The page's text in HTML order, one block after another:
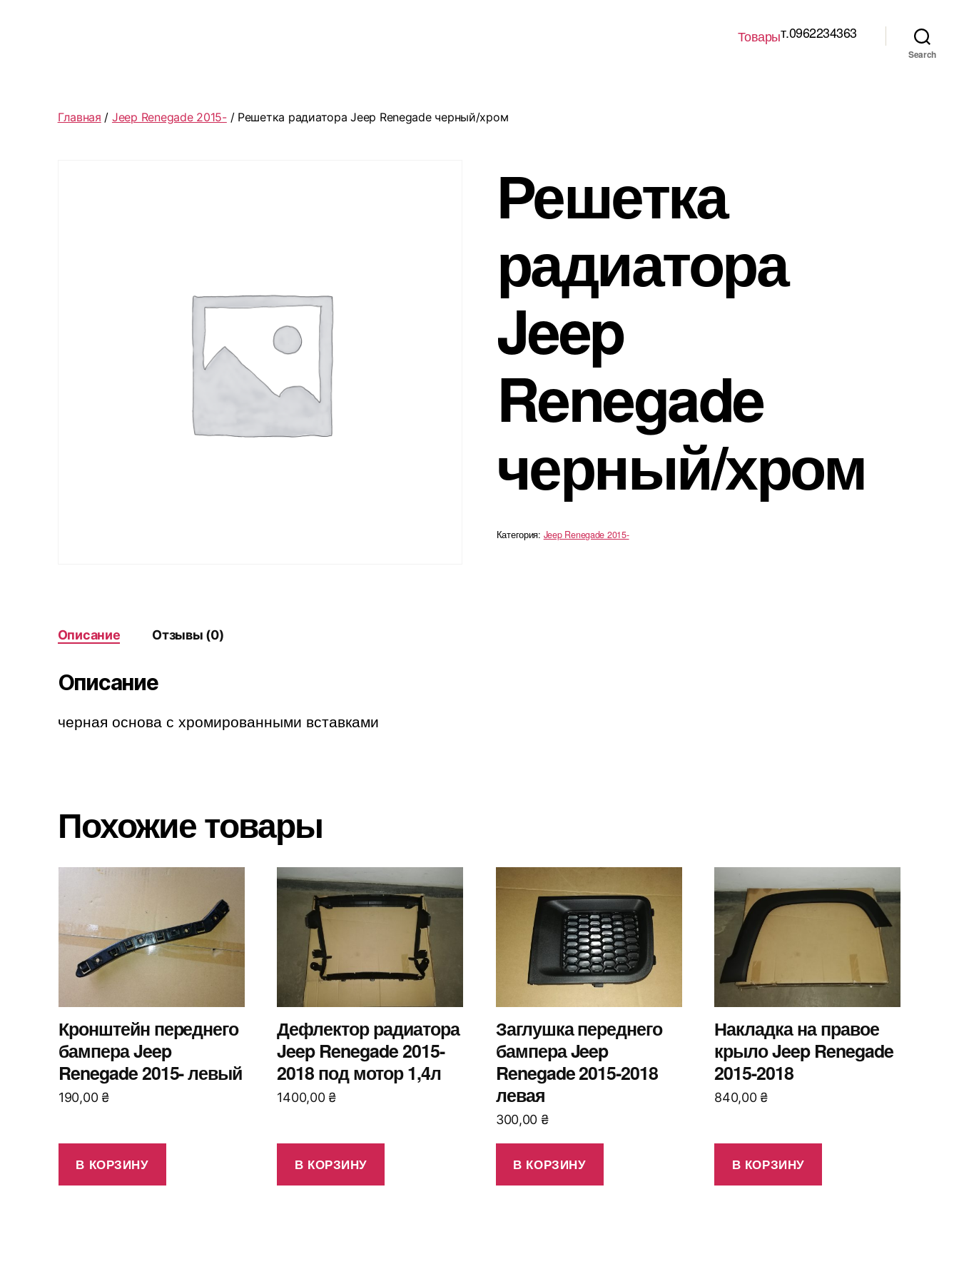
Товарыт.0962234363
Search
Главная / Jeep Renegade 2015-/ Решетка радиатора Jeep Renegade черный/хром
Решетка
радиатора
Jeep
Renegade
черный/хром
Категория: Jeep Renegade 2015-
Описание Отзывы (0)
Описание
черная основа с хромированными вставками
Похожие товары
Кронштейн переднего
бампера Jeep
Renegade 2015- левый
190,00 ₴
В КОРЗИНУ
Дефлектор радиатора
Jeep Renegade 2015-
2018 под мотор 1,4л
1400,00 ₴
В КОРЗИНУ
Заглушка переднего
бампера Jeep
Renegade 2015-2018
левая
300,00 ₴
В КОРЗИНУ
Накладка на правое
крыло Jeep Renegade
2015-2018
840,00 ₴
В КОРЗИНУ